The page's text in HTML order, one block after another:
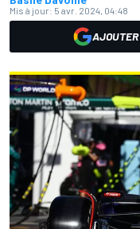
Mis à jour: 5 avr. 2024, 04:48
AJOUTER